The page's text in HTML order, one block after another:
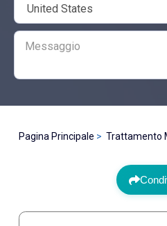
Pagina Principale Trattamento